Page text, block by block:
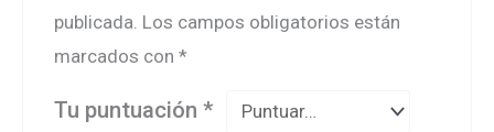
publicada. Los campos obligatorios están
marcados con*
Tu puntuación*